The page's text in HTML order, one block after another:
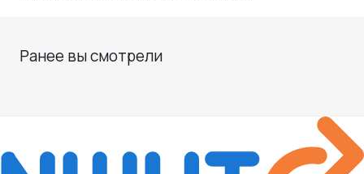
Ранее вы смотрели